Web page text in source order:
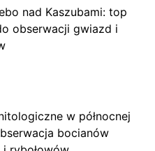
nad Kaszubami: top
obserwacji gwiazd i
w północnej
bocianów